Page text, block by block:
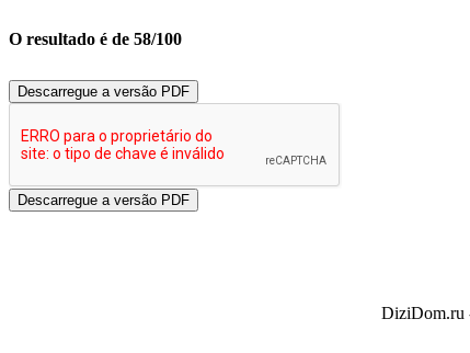
O resultado é de 58/100
Descarregue a versão PDF
DiziDom.ru